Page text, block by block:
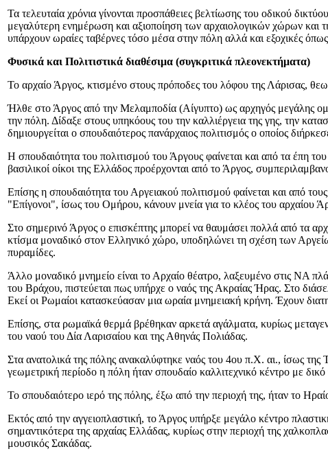
Τα τελευταία χρόνια γίνονται προσπάθειες βελτίωσης του οδικού
μεγαλύτερη ενημέρωση και αξιοποίηση των αρχαιολογικών χώρων
υπάρχουν ωραίες ταβέρνες τόσο μέσα στην πόλη αλλά και εξοχικές
Φυσικά και Πολιτιστικά διαθέσιμα (συγκριτικά πλεονεκτήματα)
Το αρχαίο Άργος, κτισμένο στους πρόποδες του λόφου της Λάρισας,
Ήλθε στο Άργος από την Μελαμποδία (Αίγυπτο) ως αρχηγός μεγάλης
την πόλη. Δίδαξε στους υπηκόους του την καλλιέργεια της γης, την
δημιουργείται ο σπουδαιότερος πανάρχαιος πολιτισμός ο οποίος
Η σπουδαιότητα του πολιτισμού του Άργους φαίνεται και από τα έπη
βασιλικοί οίκοι της Ελλάδος προέρχονται από το Άργος,
Επίσης η σπουδαιότητα του Αργειακού πολιτισμού φαίνεται και από
"Επίγονοι", ίσως του Ομήρου, κάνουν μνεία για το κλέος του αρχαίου
Στο σημερινό Άργος ο επισκέπτης μπορεί να θαυμάσει πολλά από τα
κτίσμα μοναδικό στον Ελληνικό χώρο, υποδηλώνει τη σχέση των
πυραμίδες.
Άλλο μοναδικό μνημείο είναι το Αρχαίο θέατρο, λαξευμένο στις ΝΑ
του Βράχου, πιστεύεται πως υπήρχε ο ναός της Ακραίας Ήρας. Στο
Εκεί οι Ρωμαίοι κατασκεύασαν μια ωραία μνημειακή κρήνη. Έχουν
Επίσης, στα ρωμαϊκά θερμά βρέθηκαν αρκετά αγάλματα, κυρίως
του ναού του Δία Λαρισαίου και της Αθηνάς Πολιάδας.
Στα ανατολικά της πόλης ανακαλύφτηκε ναός του 4ου π.Χ. αι., ίσως
γεωμετρική περίοδο η πόλη ήταν σπουδαίο καλλιτεχνικό κέντρο με
Το σπουδαιότερο ιερό της πόλης, έξω από την περιοχή της, ήταν το
Εκτός από την αγγειοπλαστική, το Άργος υπήρξε μεγάλο κέντρο
σημαντικότερα της αρχαίας Ελλάδας, κυρίως στην περιοχή της
μουσικός Σακάδας.